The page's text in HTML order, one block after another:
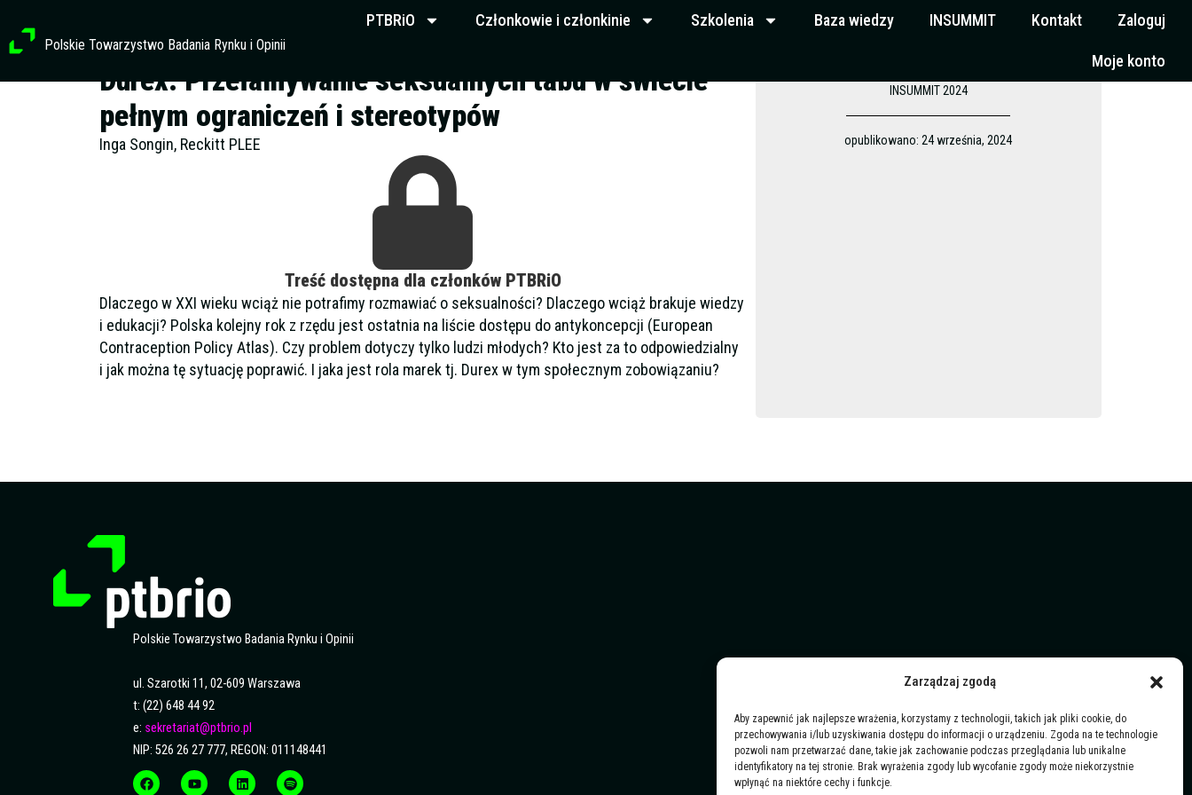
Zarządzaj zgodą
Aby zapewnić jak najlepsze wrażenia, korzystamy z technologii, takich jak pliki cookie, do
przechowywania i/lub uzyskiwania dostępu do informacji o urządzeniu. Zgoda na te technologie
pozwoli nam przetwarzać dane, takie jak zachowanie podczas przeglądania lub unikalne
identyfikatory na tej stronie. Brak wyrażenia zgody lub wycofanie zgody może niekorzystnie
wpłynąć na niektóre cechy i funkcje.
treści
Polskie Towarzystwo Badania Rynku i Opinii
PTBRiO Członkowie i członkinie Szkolenia Baza wiedzy INSUMMIT Kontakt Zaloguj
Moje konto
Durex: Przełamywanie seksualnych tabu w świecie
pełnym ograniczeń i stereotypów
Inga Songin, Reckitt PLEE
Treść dostępna dla członków PTBRiO
Dlaczego w XXI wieku wciąż nie potrafimy rozmawiać o seksualności? Dlaczego wciąż brakuje wiedzy
i edukacji? Polska kolejny rok z rzędu jest ostatnia na liście dostępu do antykoncepcji (European
Contraception Policy Atlas). Czy problem dotyczy tylko ludzi młodych? Kto jest za to odpowiedzialny
i jak można tę sytuację poprawić. I jaka jest rola marek tj. Durex w tym społecznym zobowiązaniu?
INSUMMIT 2024
opublikowano: 24 września, 2024
Polskie Towarzystwo Badania Rynku i Opinii
ul. Szarotki 11, 02-609 Warszawa
t: (22) 648 44 92
e: sekretariat@ptbrio.pl
NIP: 526 26 27 777, REGON: 011148441
F
a
Y
o
L
i
S
p